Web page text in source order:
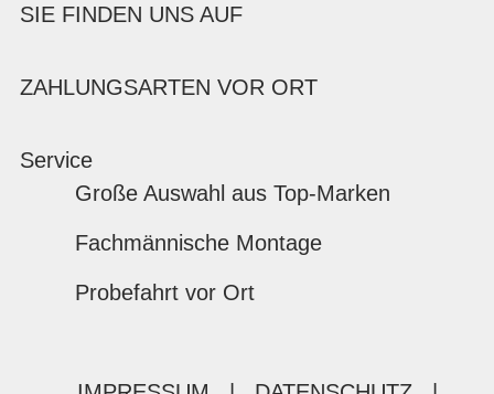
SIE FINDEN UNS AUF
ZAHLUNGSARTEN VOR ORT
Service
Große Auswahl aus Top-Marken
Fachmännische Montage
Probefahrt vor Ort